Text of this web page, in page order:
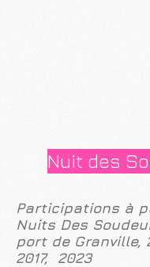
Nuit des
Participations à
Nuits Des
port de Granville,
2017, 2023